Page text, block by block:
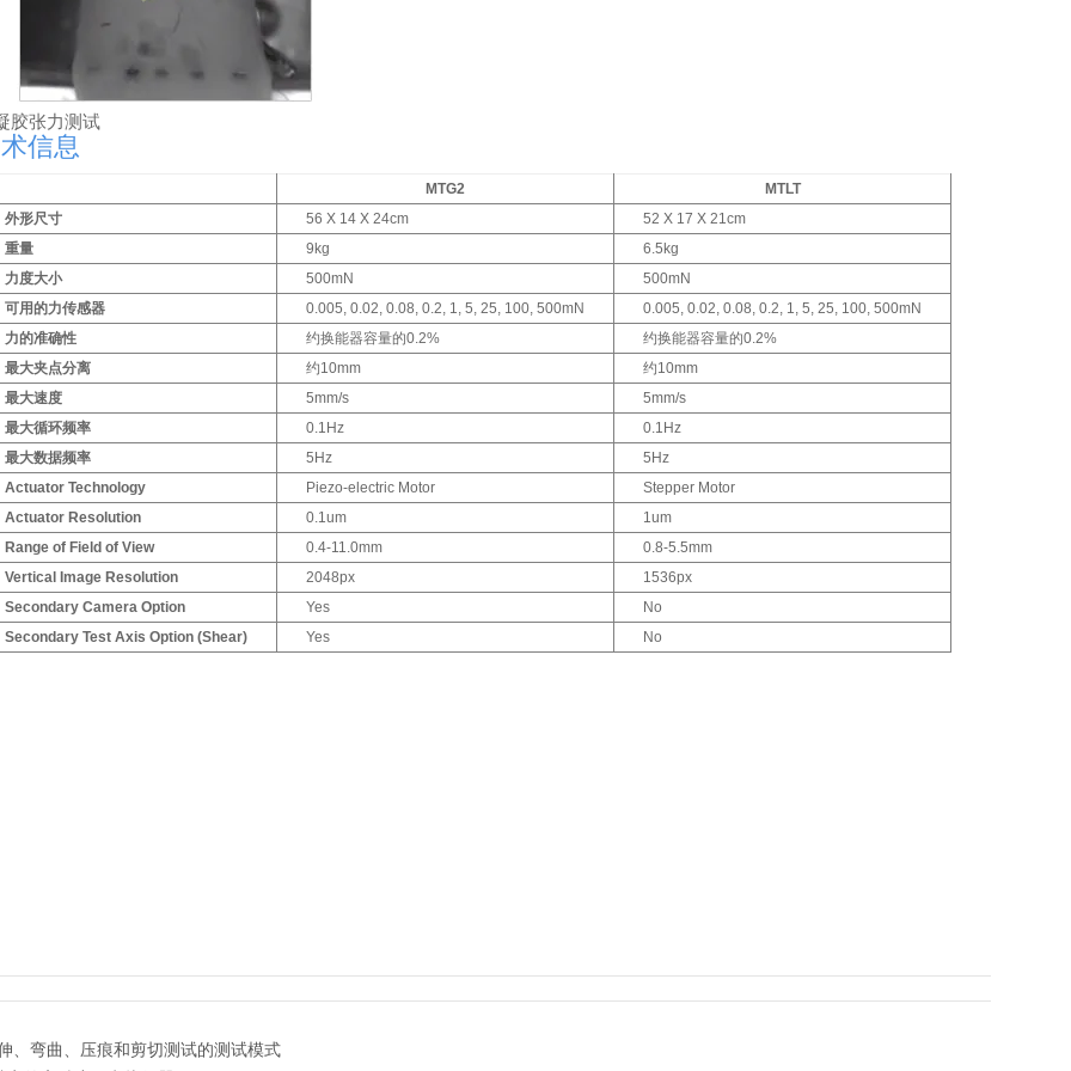
胶张力测试
信息
MTG2
MTLT
外形尺寸
56 X 14 X 24cm
52 X 17 X 21cm
重量
9kg
6.5kg
力度大小
500mN
500mN
可用的力传感器
0.005, 0.02, 0.08, 0.2, 1, 5, 25, 100, 500mN
0.005, 0.02, 0.08, 0.2, 1, 5, 25, 100, 500mN
力的准确性
约换能器容量的0.2%
约换能器容量的0.2%
最大夹点分离
约10mm
约10mm
最大速度
5mm/s
5mm/s
最大循环频率
0.1Hz
0.1Hz
最大数据频率
5Hz
5Hz
Actuator Technology
Piezo-electric Motor
Stepper Motor
Actuator Resolution
0.1um
1um
Range of Field of View
0.4-11.0mm
0.8-5.5mm
Vertical Image Resolution
2048px
1536px
Secondary Camera Option
Yes
No
Secondary Test Axis Option (Shear)
Yes No
、弯曲、压痕和剪切测试的测试模式